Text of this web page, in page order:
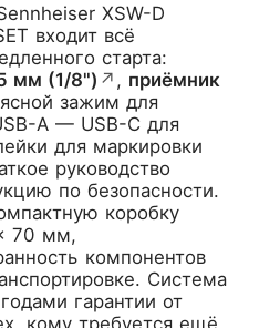
XSW-D
входит всё
старта:
мм (1/8") ↗ , приёмник
зажим для
A — USB-C для
для маркировки
руководство
по безопасности.
коробку
70 мм,
компонентов
Система
гарантии от
кому требуется ещё